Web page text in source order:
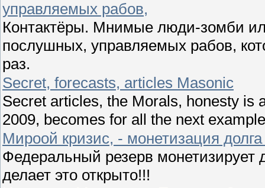
управляемых рабов,
Контактёры. Мнимые люди-зомби
послушных, управляемых рабов,
раз.
Secret, forecasts, articles Masonic
Secret articles, the Morals, honesty is
2009, becomes for all the next
Мироой кризис, - монетизация
Федеральный резерв монетизирует
делает это открыто!!!